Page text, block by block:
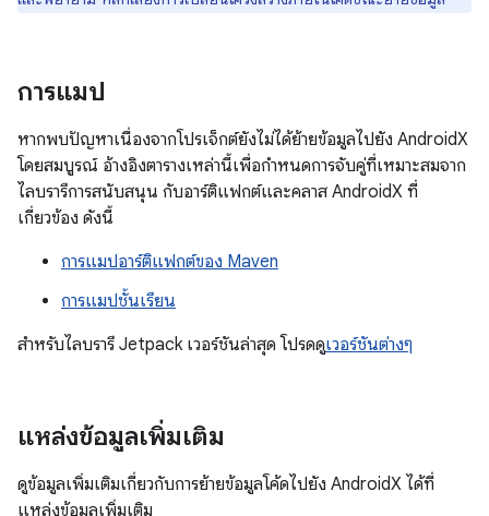
การแมป
หากพบปัญหาเนื่องจากโปรเจ็กต์ยังไม่ได้ย้ายข้อมูลไปยัง AndroidX
โดยสมบูรณ์ อ้างอิงตารางเหล่านี้เพื่อกำหนดการจับคู่ที่เหมาะสมจาก
ไลบรารีการสนับสนุน กับอาร์ติแฟกต์และคลาส AndroidX ที่
เกี่ยวข้อง ดังนี้
การแมปอาร์ติแฟกต์ของ Maven
การแมปชั้นเรียน
สำหรับไลบรารี Jetpack เวอร์ชันล่าสุด โปรดดูเวอร์ชันต่างๆ
แหล่งข้อมูลเพิ่มเติม
ดูข้อมูลเพิ่มเติมเกี่ยวกับการย้ายข้อมูลโค้ดไปยัง AndroidX ได้ที่
แหล่งข้อมูลเพิ่มเติม